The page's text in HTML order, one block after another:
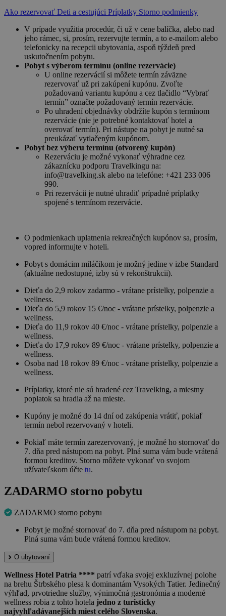
Ako rezervovať Deti a cestujúci Príplatky Storno podmienky
V prípade využitia procedúr, či už v cene balíčka, alebo nad
jeho rámec, si, prosím, rezervujte termín, a to e-mailom alebo
telefonicky na recepcii ubytovania, aspoň týždeň pred
uskutočnením pobytu.
Pobyt s výberom termínu (online rezervácie)
U online rezervácií si môžete termín záväzne
rezervovať už pri zakúpení kupónu. Zvoľte
požadovanú variantu kupónu a cez tlačidlo “Vybrať
termín” označte požadovaný termín rezervácie.
Po uhradení objednávky obdržíte kupón s termínom
rezervácie (nie je potrebné kontaktovať hotel a
overovať termín). Pri nástupe na pobyt je nutné sa
preukázať vytlačeným kupónom.
Pobyt bez výberu termínu (otvorený kupón)
Rezerváciu je možné vykonať výhradne cez
zákaznícku podporu Travelkingu na:
info@travelking.sk alebo na telefóne: +421 233 006
990.
Pri rezervácii je nutné uhradiť prípadné príplatky
spojené s termínom rezervácie.
O podmienkach uplatnenia rekreačných kupónov sa, prosím,
vopred informujte v hoteli.
Pobyt s domácim miláčikom je možný jedine v izbe Standard
(aktuálne nedostupné, izby sú v rekonštrukcii).
Dieťa do 2,9 rokov zadarmo - vrátane prístelky, polpenzie a
wellness.
Dieťa do 5,9 rokov 15 €/noc - vrátane prístelky, polpenzie a
wellness.
Dieťa do 11,9 rokov 40 €/noc - vrátane prístelky, polpenzie a
wellness.
Dieťa do 17,9 rokov 89 €/noc - vrátane prístelky, polpenzie a
wellness.
Osoba nad 18 rokov 89 €/noc - vrátane prístelky, polpenzie a
wellness.
Príplatky, ktoré nie sú hradené cez Travelking, a miestny
poplatok sa hradia až na mieste.
Kupóny je možné do 14 dní od zakúpenia vrátiť, pokiaľ
termín nebol rezervovaný v hoteli.
Pokiaľ máte termín zarezervovaný, je možné ho stornovať do
7. dňa pred nástupom na pobyt. Plná suma vám bude vrátená
formou kreditov. Storno môžete vykonať vo svojom
užívateľskom účte tu.
ZADARMO storno pobytu
ZADARMO storno pobytu
Pobyt je možné stornovať do 7. dňa pred nástupom na pobyt.
Plná suma vám bude vrátená formou kreditov.
O ubytovaní
Wellness Hotel Patria **** patrí vďaka svojej exkluzívnej polohe
na brehu Štrbského plesa k dominantám Vysokých Tatier. Jedinečný
výhľad, prvotriedne služby, výnimočná gastronómia a moderné
wellness robia z tohto hotela jedno z turisticky
najvyhľadávanejších miest celého Slovenska.